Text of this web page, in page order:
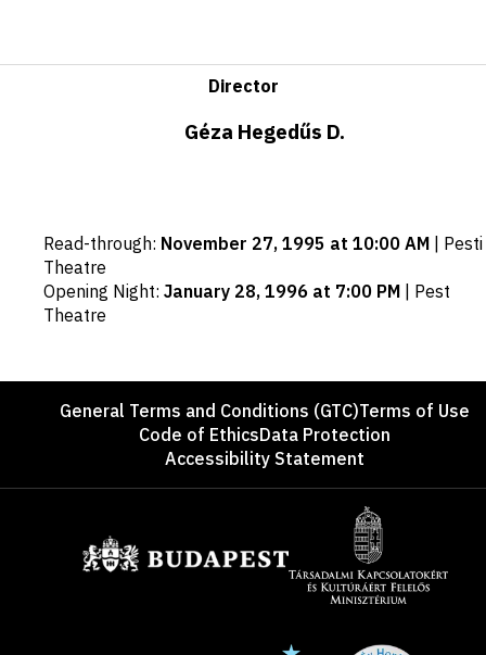
Director
Géza Hegedűs D.
Important
dates
Read-through: November 27, 1995 at 10:00 AM
Pesti
Theatre
Opening Night: January 28, 1996 at 7:00 PM
Pest
Theatre
FooterGeneral Terms and Conditions (GTC)Terms of Use
Code of EthicsData Protection
Accessibility Statement